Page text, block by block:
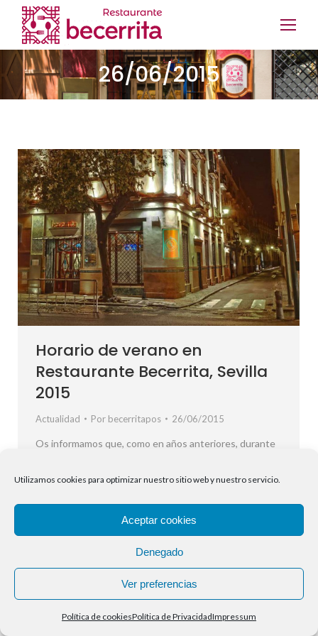
Utilizamos cookies para optimizar nuestro sitio web y nuestro servicio.
Aceptar cookies
Denegado
Ver preferencias
Política de cookiesPolítica de PrivacidadImpressum
26/06/2015
Horario de verano en
Restaurante Becerrita, Sevilla
2015
Actualidad Por becerritapos 26/06/2015
Os informamos que, como en años anteriores, durante
especial y cerraremos Sábados y Domingos. De Lunes a
00:30h HORARIO JULIO Y AGOSTO LUNES A
DOMINGO: CERRADO Si deseas…